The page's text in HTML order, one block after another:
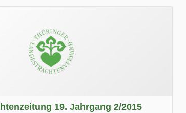
Spaß beim Lesen.
19. Jahrgang 2/2015